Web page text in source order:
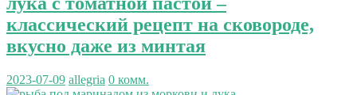
классический рецепт на сковороде,
вкусно даже из минтая
2023-07-09 allegria 0 комм.